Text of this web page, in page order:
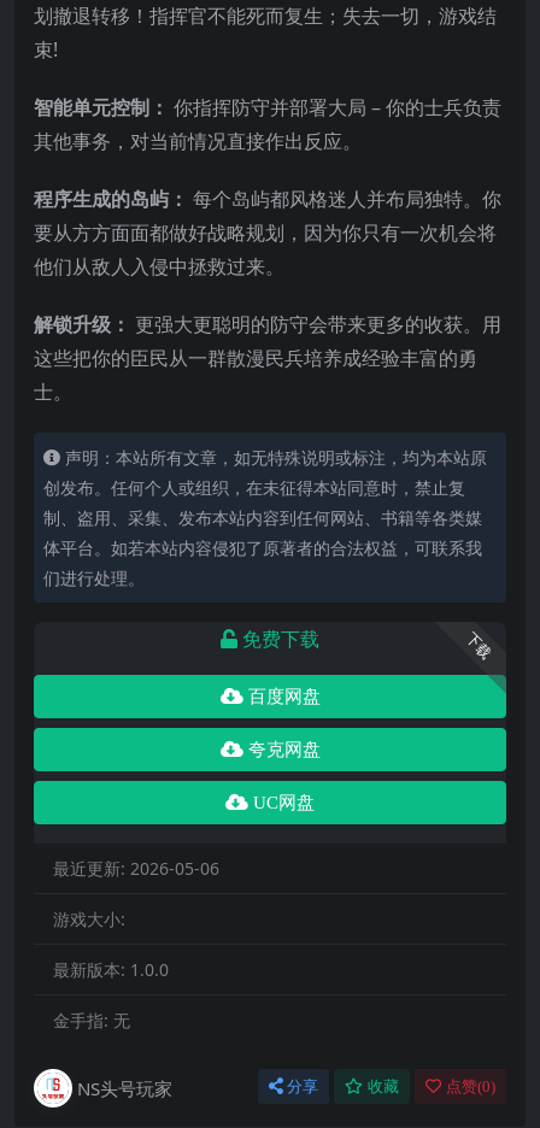
划撤退转移！指挥官不能死而复生；失去一切，游戏结
束!
智能单元控制： 你指挥防守并部署大局 – 你的士兵负责
其他事务，对当前情况直接作出反应。
程序生成的岛屿： 每个岛屿都风格迷人并布局独特。你
要从方方面面都做好战略规划，因为你只有一次机会将
他们从敌人入侵中拯救过来。
解锁升级： 更强大更聪明的防守会带来更多的收获。用
这些把你的臣民从一群散漫民兵培养成经验丰富的勇
士。
声明：本站所有文章，如无特殊说明或标注，均为本站原
创发布。任何个人或组织，在未征得本站同意时，禁止复
制、盗用、采集、发布本站内容到任何网站、书籍等各类媒
体平台。如若本站内容侵犯了原著者的合法权益，可联系我
们进行处理。
下载
免费下载
百度网盘
夸克网盘
UC网盘
最近更新: 2026-05-06
游戏大小:
最新版本: 1.0.0
金手指: 无
NS头号玩家 分享 收藏 点赞(0)